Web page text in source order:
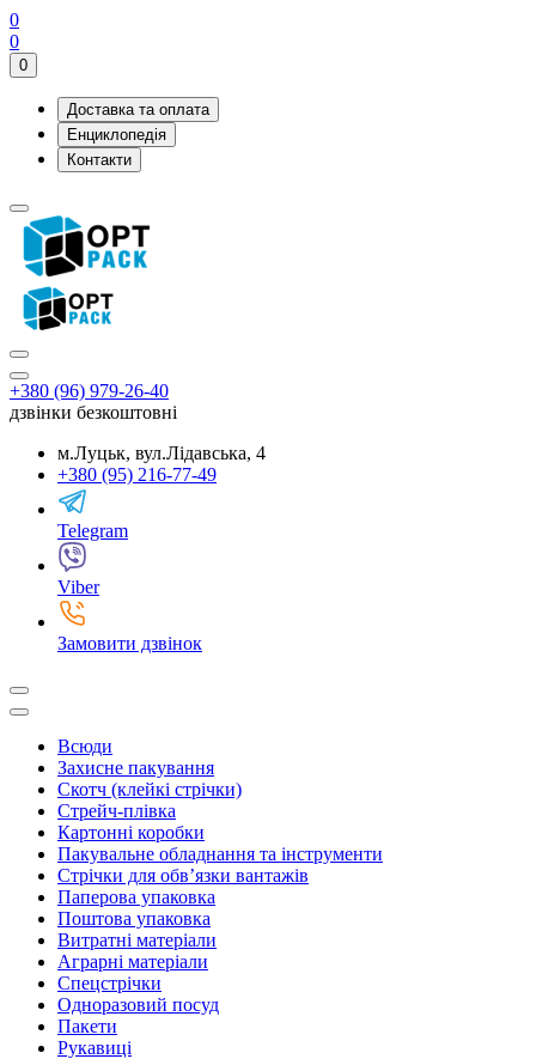
0
0
0
Доставка та оплата
Енциклопедія
Контакти
+380 (96) 979-26-40
дзвінки безкоштовні
м.Луцьк, вул.Лідавська, 4
+380 (95) 216-77-49
Telegram
Viber
Замовити дзвінок
Всюди
Захисне пакування
Скотч (клейкі стрічки)
Стрейч-плівка
Картонні коробки
Пакувальне обладнання та інструменти
Стрічки для обв’язки вантажів
Паперова упаковка
Поштова упаковка
Витратні матеріали
Аграрні матеріали
Спецстрічки
Одноразовий посуд
Пакети
Рукавиці